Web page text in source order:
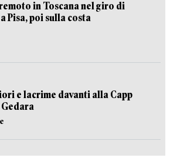
in Toscana nel giro di
Pisa, poi sulla costa
e lacrime davanti alla Capp